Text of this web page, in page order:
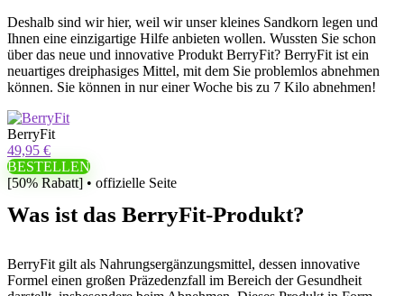
Deshalb sind wir hier, weil wir unser kleines Sandkorn legen und
Ihnen eine einzigartige Hilfe anbieten wollen. Wussten Sie schon
über das neue und innovative Produkt BerryFit? BerryFit ist ein
neuartiges dreiphasiges Mittel, mit dem Sie problemlos abnehmen
können. Sie können in nur einer Woche bis zu 7 Kilo abnehmen!
BerryFit
49,95 €
BESTELLEN
[50% Rabatt] • offizielle Seite
Was ist das BerryFit-Produkt?
BerryFit gilt als Nahrungsergänzungsmittel, dessen innovative
Formel einen großen Präzedenzfall im Bereich der Gesundheit